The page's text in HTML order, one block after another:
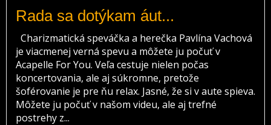
Rada sa dotýkam áut...
Charizmatická speváčka a herečka Pavlína Vachová
je viacmenej verná spevu a môžete ju počuť v
Acapelle For You. Veľa cestuje nielen počas
koncertovania, ale aj súkromne, pretože
šoférovanie je pre ňu relax. Jasné, že si v aute spieva.
Môžete ju počuť v našom videu, ale aj trefné
postrehy z...